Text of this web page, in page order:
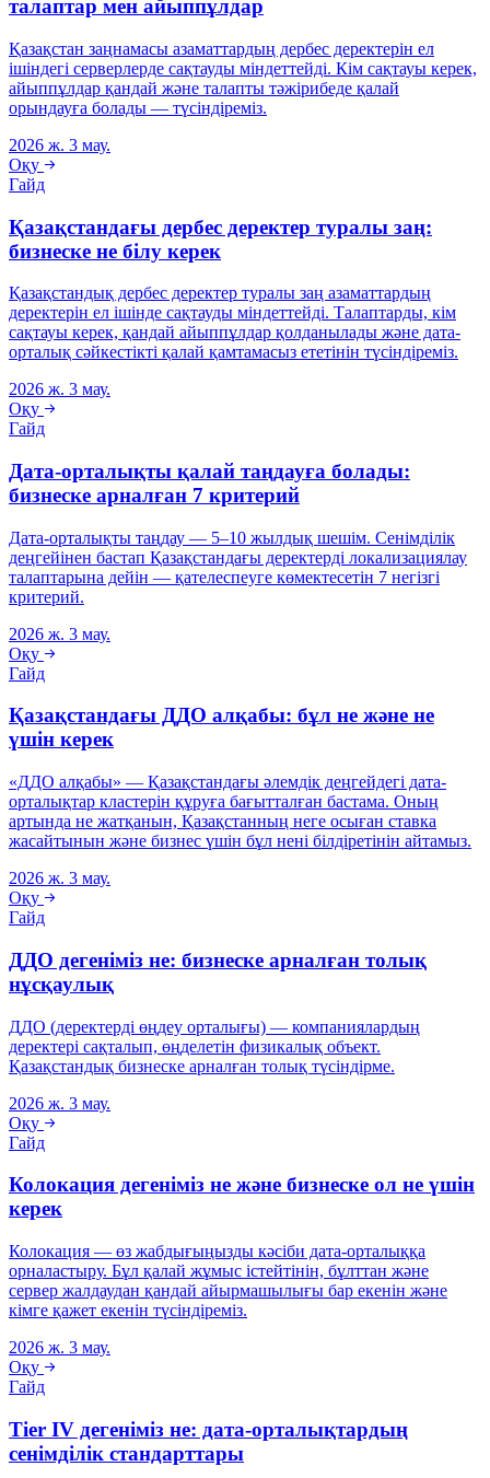
талаптар мен айыппұлдар
Қазақстан заңнамасы азаматтардың дербес деректерін ел
ішіндегі серверлерде сақтауды міндеттейді. Кім сақтауы керек,
айыппұлдар қандай және талапты тәжірибеде қалай
орындауға болады — түсіндіреміз.
2026 ж. 3 мау.
Оқу
Гайд
Қазақстандағы дербес деректер туралы заң:
бизнеске не білу керек
Қазақстандық дербес деректер туралы заң азаматтардың
деректерін ел ішінде сақтауды міндеттейді. Талаптарды, кім
сақтауы керек, қандай айыппұлдар қолданылады және дата-
орталық сәйкестікті қалай қамтамасыз ететінін түсіндіреміз.
2026 ж. 3 мау.
Оқу
Гайд
Дата-орталықты қалай таңдауға болады:
бизнеске арналған 7 критерий
Дата-орталықты таңдау — 5–10 жылдық шешім. Сенімділік
деңгейінен бастап Қазақстандағы деректерді локализациялау
талаптарына дейін — қателеспеуге көмектесетін 7 негізгі
критерий.
2026 ж. 3 мау.
Оқу
Гайд
Қазақстандағы ДДО алқабы: бұл не және не
үшін керек
«ДДО алқабы» — Қазақстандағы әлемдік деңгейдегі дата-
орталықтар кластерін құруға бағытталған бастама. Оның
артында не жатқанын, Қазақстанның неге осыған ставка
жасайтынын және бизнес үшін бұл нені білдіретінін айтамыз.
2026 ж. 3 мау.
Оқу
Гайд
ДДО дегеніміз не: бизнеске арналған толық
нұсқаулық
ДДО (деректерді өңдеу орталығы) — компаниялардың
деректері сақталып, өңделетін физикалық объект.
Қазақстандық бизнеске арналған толық түсіндірме.
2026 ж. 3 мау.
Оқу
Гайд
Колокация дегеніміз не және бизнеске ол не үшін
керек
Колокация — өз жабдығыңызды кәсіби дата-орталыққа
орналастыру. Бұл қалай жұмыс істейтінін, бұлттан және
сервер жалдаудан қандай айырмашылығы бар екенін және
кімге қажет екенін түсіндіреміз.
2026 ж. 3 мау.
Оқу
Гайд
Tier IV дегеніміз не: дата-орталықтардың
сенімділік стандарттары